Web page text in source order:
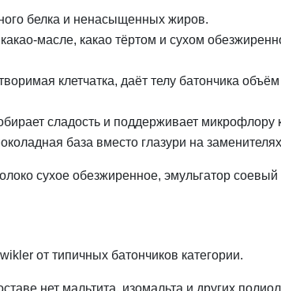
белка и ненасыщенных жиров.
масле, какао тёртом и сухом
клетчатка, даёт телу батончика
сладость и поддерживает микрофлору
база вместо глазури на
сухое обезжиренное, эмульгатор
от типичных батончиков категории.